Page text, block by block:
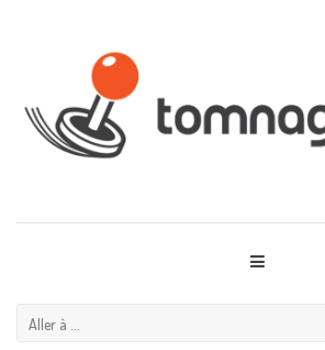
Aller à ...